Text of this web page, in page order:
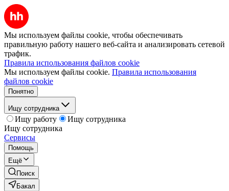
Мы используем файлы cookie, чтобы обеспечивать
правильную работу нашего веб-сайта и анализировать сетевой
трафик.
Правила использования файлов cookie
Мы используем файлы cookie. Правила использования
файлов cookie
Понятно
Ищу сотрудника
Ищу работу
Ищу сотрудника
Ищу сотрудника
Сервисы
Помощь
Ещё
Поиск
Бакал